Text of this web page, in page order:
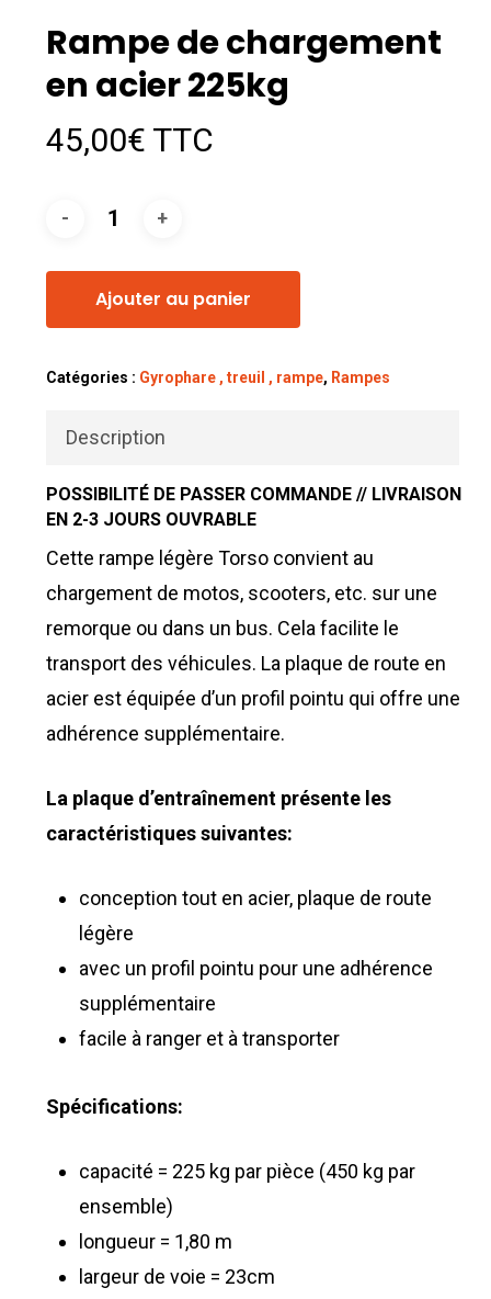
Rampe de chargement
en acier 225kg
45,00€ TTC
Ajouter au panier
Catégories : Gyrophare , treuil , rampe, Rampes
Description
POSSIBILITÉ DE PASSER COMMANDE // LIVRAISON
EN 2-3 JOURS OUVRABLE
Cette rampe légère Torso convient au
chargement de motos, scooters, etc. sur une
remorque ou dans un bus. Cela facilite le
transport des véhicules. La plaque de route en
acier est équipée d’un profil pointu qui offre une
adhérence supplémentaire.
La plaque d’entraînement présente les
caractéristiques suivantes:
conception tout en acier, plaque de route
légère
avec un profil pointu pour une adhérence
supplémentaire
facile à ranger et à transporter
Spécifications:
capacité = 225 kg par pièce (450 kg par
ensemble)
longueur = 1,80 m
largeur de voie = 23cm